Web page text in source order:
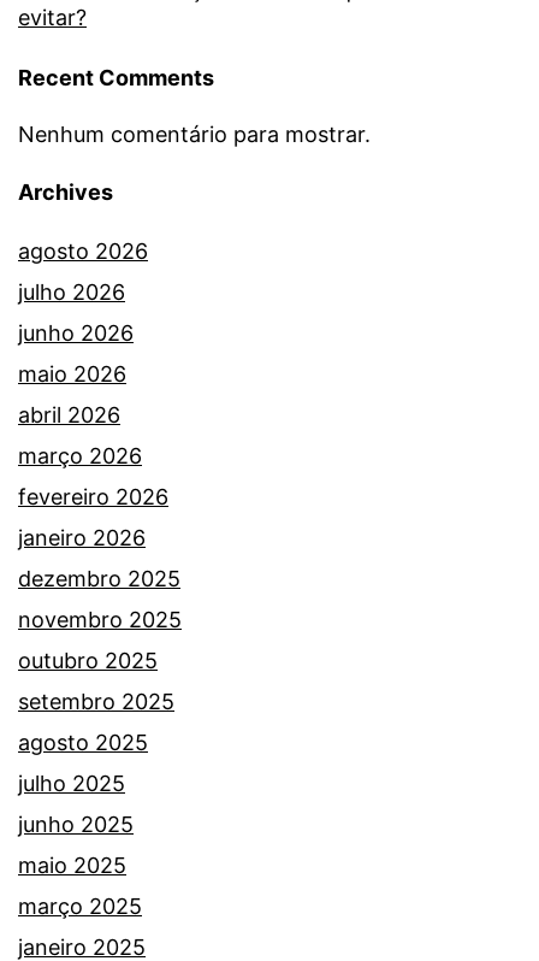
evitar?
Recent Comments
Nenhum comentário para mostrar.
Archives
agosto 2026
julho 2026
junho 2026
maio 2026
abril 2026
março 2026
fevereiro 2026
janeiro 2026
dezembro 2025
novembro 2025
outubro 2025
setembro 2025
agosto 2025
julho 2025
junho 2025
maio 2025
março 2025
janeiro 2025